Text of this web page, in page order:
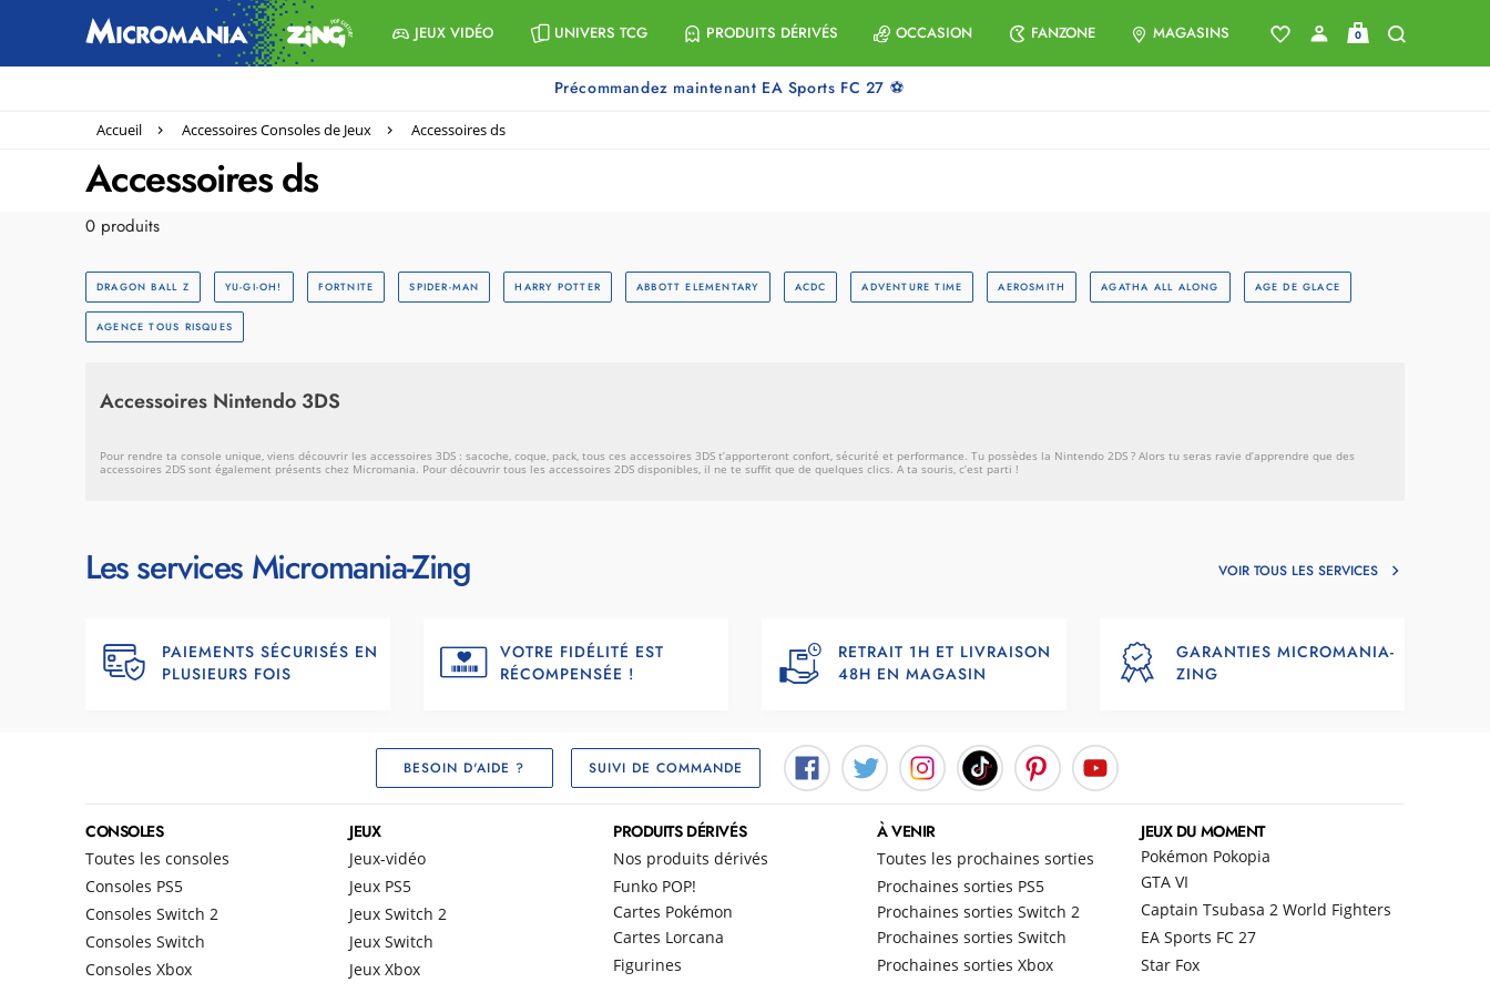
JEUX VIDÉO UNIVERS TCG PRODUITS DÉRIVÉS OCCASION FANZONE MAGASINS 0
Précommandez maintenant EA Sports FC 27 ⚽
Accueil Accessoires Consoles de Jeux Accessoires ds
Accessoires ds
0 produits
DRAGON BALL Z YU-GI-OH! FORTNITE SPIDER-MAN HARRY POTTER ABBOTT ELEMENTARY ACDC ADVENTURE TIME AEROSMITH AGATHA ALL ALONG AGE DE GLACE
AGENCE TOUS RISQUES
Accessoires Nintendo 3DS
Pour rendre ta console unique, viens découvrir les accessoires 3DS : sacoche, coque, pack, tous ces accessoires 3DS t’apporteront confort, sécurité et performance. Tu possèdes la Nintendo 2DS ? Alors tu seras ravie d’apprendre que des
accessoires 2DS sont également présents chez Micromania. Pour découvrir tous les accessoires 2DS disponibles, il ne te suffit que de quelques clics. A ta souris, c’est parti !
Les services Micromania-Zing VOIR TOUS LES SERVICES
PAIEMENTS SÉCURISÉS EN
PLUSIEURS FOIS
VOTRE FIDÉLITÉ EST
RÉCOMPENSÉE !
RETRAIT 1H ET LIVRAISON
48H EN MAGASIN
GARANTIES MICROMANIA-
ZING
BESOIN D'AIDE ? SUIVI DE COMMANDE
CONSOLES
Toutes les consoles
Consoles PS5
Consoles Switch 2
Consoles Switch
Consoles Xbox
JEUX
Jeux-vidéo
Jeux PS5
Jeux Switch 2
Jeux Switch
Jeux Xbox
PRODUITS DÉRIVÉS
Nos produits dérivés
Funko POP!
Cartes Pokémon
Cartes Lorcana
Figurines
À VENIR
Toutes les prochaines sorties
Prochaines sorties PS5
Prochaines sorties Switch 2
Prochaines sorties Switch
Prochaines sorties Xbox
JEUX DU MOMENT
Pokémon Pokopia
GTA VI
Captain Tsubasa 2 World Fighters
EA Sports FC 27
Star Fox